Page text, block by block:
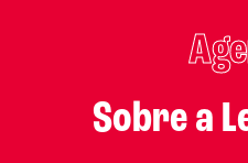
Sobre a